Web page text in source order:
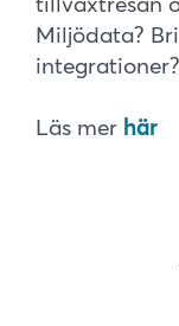
tillväxtresan
Miljödata?
Läs mer här